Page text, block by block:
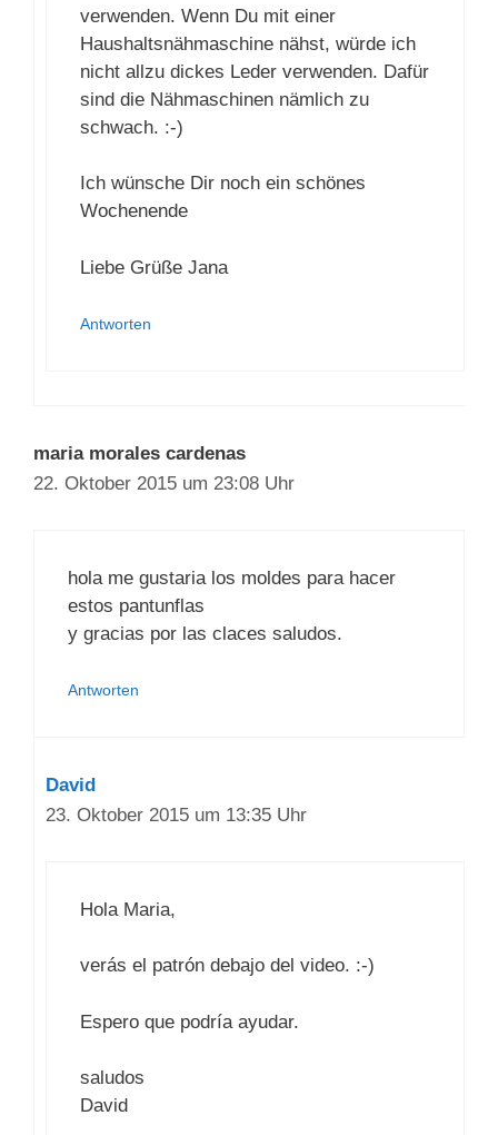
verwenden. Wenn Du mit einer
Haushaltsnähmaschine nähst, würde ich
nicht allzu dickes Leder verwenden. Dafür
sind die Nähmaschinen nämlich zu
schwach. :-)
Ich wünsche Dir noch ein schönes
Wochenende
Liebe Grüße Jana
Antworten
maria morales cardenas
22. Oktober 2015 um 23:08 Uhr
hola me gustaria los moldes para hacer
estos pantunflas
y gracias por las claces saludos.
Antworten
David
23. Oktober 2015 um 13:35 Uhr
Hola Maria,
verás el patrón debajo del video. :-)
Espero que podría ayudar.
saludos
David